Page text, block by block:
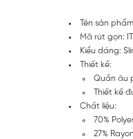
Tên sản
Mã rút gọn:
Kiểu dáng:
Thiết kế:
Quần âu
Thiết kế
Chất liệu:
70%
27%